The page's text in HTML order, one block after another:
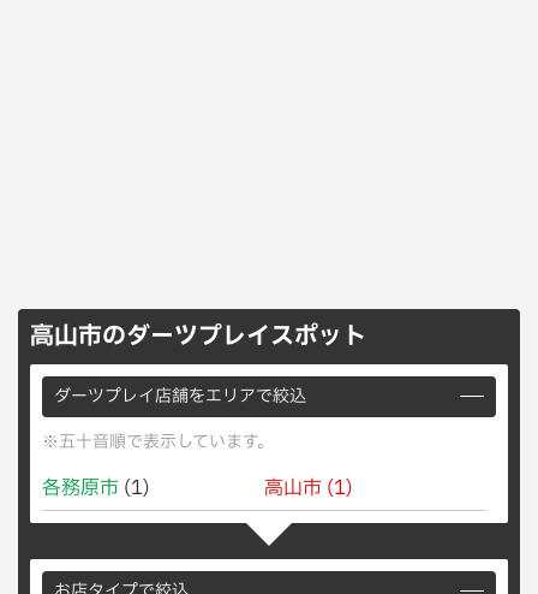
高山市のダーツプレイスポット
ダーツプレイ店舗をエリアで絞込
※五十音順で表示しています。
各務原市 (1) 高山市 (1)